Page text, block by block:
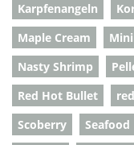
Karpfenangeln
Maple Cream
Nasty Shrimp
Red Hot Bullet
Scoberry
Seafood